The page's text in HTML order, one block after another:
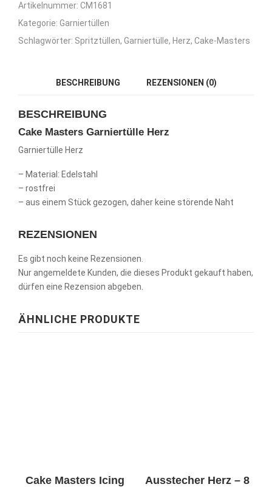
Menge
Artikelnummer: CM1681
Kategorie: Garniertüllen
Schlagwörter: Spritztüllen, Garniertülle, Herz, Cake-Masters
BESCHREIBUNG REZENSIONEN (0)
BESCHREIBUNG
Cake Masters Garniertülle Herz
Garniertülle Herz
– Material: Edelstahl
– rostfrei
– aus einem Stück gezogen, daher keine störende Naht
REZENSIONEN
Es gibt noch keine Rezensionen.
Nur angemeldete Kunden, die dieses Produkt gekauft haben,
dürfen eine Rezension abgeben.
ÄHNLICHE PRODUKTE
Cake Masters Icing
Ausstecher Herz – 8